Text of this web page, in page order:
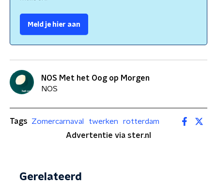
Meld je hier aan
NOS Met het Oog op Morgen
NOS
Tags Zomercarnaval twerken
rotterdam
Advertentie via ster.nl
Gerelateerd